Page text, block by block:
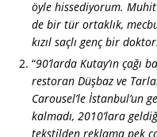
öyle hissediyorum.
de bir tür ortaklık,
kızıl saçlı genç bir
“90’larda Kutay’ın çağı
restoran Düşbaz ve
Carousel’le İstanbul’un
kalmadı, 2010’lara
tekstilden reklama pek